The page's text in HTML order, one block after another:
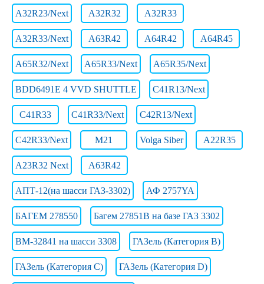
A32R23/Next A32R32 A32R33
A32R33/Next A63R42 A64R42 A64R45
A65R32/Next A65R33/Next A65R35/Next
BDD6491E 4 VVD SHUTTLE C41R13/Next
C41R33 C41R33/Next C42R13/Next
C42R33/Next M21 Volga Siber А22R35
А23R32 Next А63R42
АПТ-12(на шасси ГАЗ-3302) АФ 2757YA
БАГЕМ 278550 Багем 27851В на базе ГАЗ 3302
ВМ-32841 на шасси 3308 ГАЗель (Категория B)
ГАЗель (Категория C) ГАЗель (Категория D)